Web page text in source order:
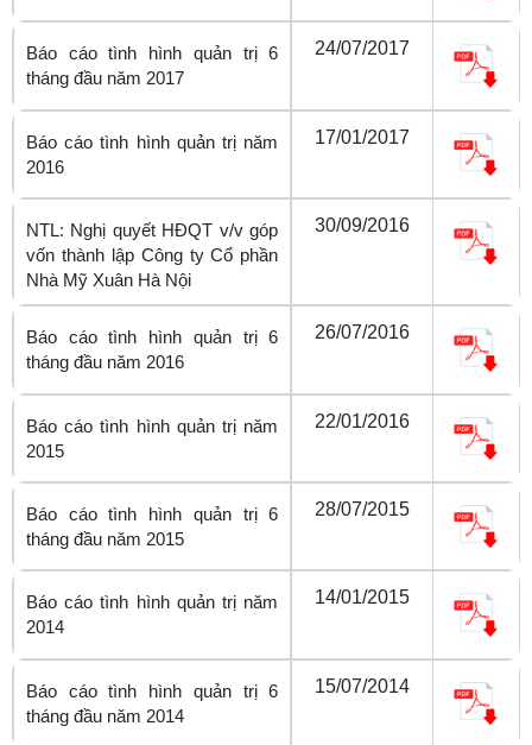
Báo cáo tình hình quản trị 6
tháng đầu năm 2017
24/07/2017
Báo cáo tình hình quản trị năm
2016
17/01/2017
NTL: Nghị quyết HĐQT v/v góp
vốn thành lập Công ty Cổ phần
Nhà Mỹ Xuân Hà Nội
30/09/2016
Báo cáo tình hình quản trị 6
tháng đầu năm 2016
26/07/2016
Báo cáo tình hình quản trị năm
2015
22/01/2016
Báo cáo tình hình quản trị 6
tháng đầu năm 2015
28/07/2015
Báo cáo tình hình quản trị năm
2014
14/01/2015
Báo cáo tình hình quản trị 6
tháng đầu năm 2014
15/07/2014